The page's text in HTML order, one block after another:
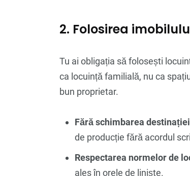
2. Folosirea
Tu ai obligația să folosești
ca locuință familială, nu ca
bun proprietar.
Fără schimbarea
de producție fără acordul
Respectarea normelor de
ales în orele de liniște.